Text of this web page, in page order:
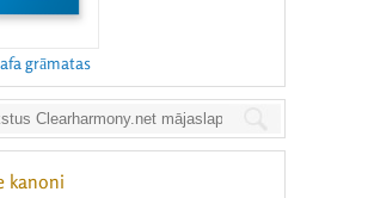
grāmatas
kanoni